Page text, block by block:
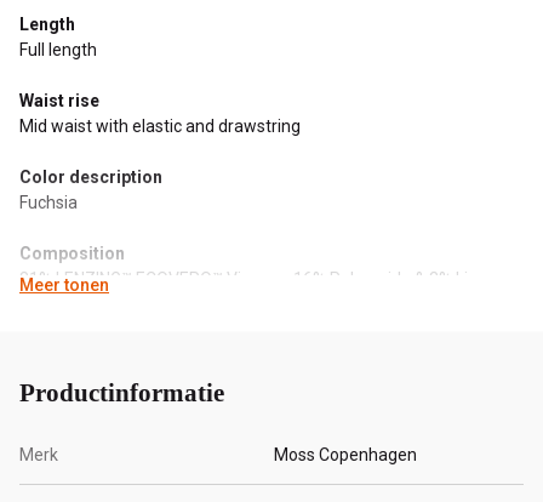
Length
Full length
Waist rise
Mid waist with elastic and drawstring
Color description
Fuchsia
Composition
81% LENZING™ ECOVERO™ Viscose, 16% Polyamide & 3% Linen
Meer tonen
Productinformatie
Merk Moss Copenhagen